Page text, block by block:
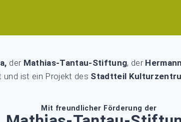
der Mathias-Tantau-Stiftung, der
und ist ein Projekt des Stadtteil
Mit freundlicher Förderung der